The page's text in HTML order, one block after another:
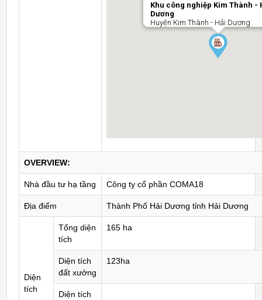
Khu công nghiệp Kim Thành -
Dương
Huyện Kim Thành - Hải Dương
OVERVIEW:
Nhà đầu tư hạ tầng Công ty cổ phần COMA18
Địa điểm Thành Phố Hải Dương tỉnh Hải Dương
Diện
tích
Tổng diện
tích
165 ha
Diện tích
đất xưởng
123ha
Diện tích